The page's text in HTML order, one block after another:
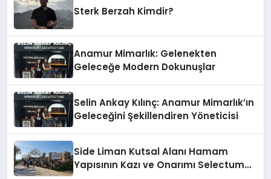
Sterk Berzah Kimdir?
Anamur Mimarlık: Gelenekten
Geleceğe Modern Dokunuşlar
Selin Ankay Kılınç: Anamur Mimarlık’ın
Geleceğini Şekillendiren Yöneticisi
Side Liman Kutsal Alanı Hamam
Yapısının Kazı ve Onarımı Selectum